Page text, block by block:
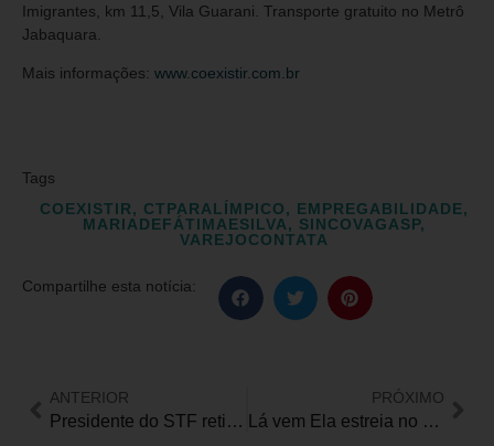
Imigrantes, km 11,5, Vila Guarani. Transporte gratuito no Metrô
Jabaquara.
Mais informações: www.coexistir.com.br
Tags
COEXISTIR, CTPARALÍMPICO, EMPREGABILIDADE,
MARIADEFÁTIMAESILVA, SINCOVAGASP,
VAREJOCONTATA
Compartilhe esta notícia:
ANTERIOR
Presidente do STF retira de pauta julgamento das ADIs 7779 e 7790 sobre direitos das pessoas com deficiência na Reforma Tributária
PRÓXIMO
Lá vem Ela estreia no Diário PcD com apoio da Frente Nacional das Mulheres com Deficiência